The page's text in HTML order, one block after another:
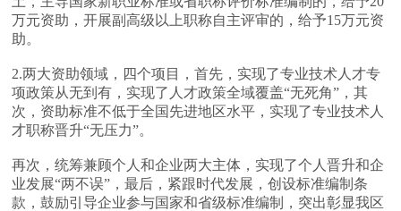
万元资助，开展副高级以上职称自主评审的，给予15万元资
助。
2.两大资助领域，四个项目，首先，实现了专业技术人才专
项政策从无到有，实现了人才政策全域覆盖“无死角”，其
次，资助标准不低于全国先进地区水平，实现了专业技术人
才职称晋升“无压力”。
再次，统筹兼顾个人和企业两大主体，实现了个人晋升和企
业发展“两不误”，最后，紧跟时代发展，创设标准编制条
款，鼓励引导企业参与国家和省级标准编制，突出彰显我区